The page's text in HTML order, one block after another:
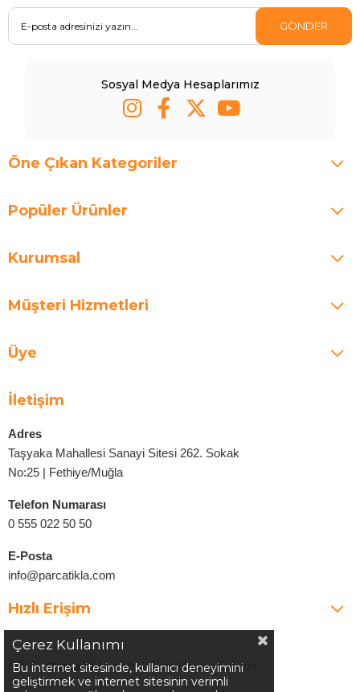
GÖNDER
Sosyal Medya Hesaplarımız
Öne Çıkan Kategoriler
Popüler Ürünler
Kurumsal
Müşteri Hizmetleri
Üye
İletişim
Adres
Taşyaka Mahallesi Sanayi Sitesi 262. Sokak
No:25 | Fethiye/Muğla
Telefon Numarası
0 555 022 50 50
E-Posta
info@parcatikla.com
Hızlı Erişim
©2025Parcatikla.com| Tüm Hakları Saklıdır.
Çerez Kullanımı
Bu internet sitesinde, kullanıcı deneyimini
geliştirmek ve internet sitesinin verimli